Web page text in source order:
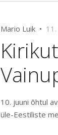
Mario Luik •
10. juuni õhtul
üle-Eestiliste